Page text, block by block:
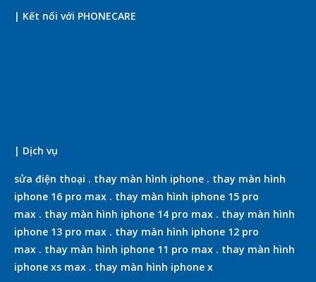
| Kết nối với PHONECARE
| Dịch vụ
sửa điện thoại . thay màn hình iphone . thay màn hình
iphone 16 pro max . thay màn hình iphone 15 pro
max . thay màn hình iphone 14 pro max . thay màn hình
iphone 13 pro max . thay màn hình iphone 12 pro
max . thay màn hình iphone 11 pro max . thay màn hình
iphone xs max . thay màn hình iphone x